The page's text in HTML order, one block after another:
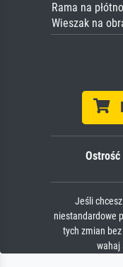
Rama na płótno
Wieszak na
Jeśli
niestandardowe
tych zmian
wahaj